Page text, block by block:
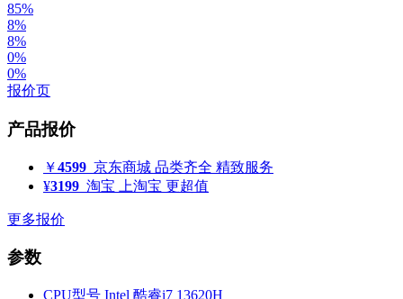
85%
8%
8%
0%
0%
报价页
产品报价
￥4599 京东商城 品类齐全 精致服务
¥3199 淘宝 上淘宝 更超值
更多报价
参数
CPU型号 Intel 酷睿i7 13620H